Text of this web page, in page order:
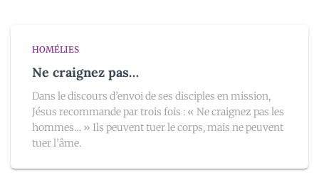
HOMÉLIES
Ne craignez pas…
Dans le discours d’envoi de ses disciples en mission,
Jésus recommande par trois fois : « Ne craignez pas les
hommes… » Ils peuvent tuer le corps, mais ne peuvent
tuer l’âme.